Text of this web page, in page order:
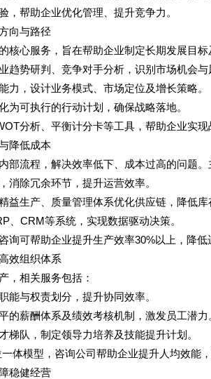
，帮助企业优化管理、提升竞争力。
向与路径
的核心服务，旨在帮助企业制定长期发展目标
势研判、竞争对手分析，识别市场机会与
，设计业务模式、市场定位及增长策略。
可执行的行动计划，确保战略落地。
分析、平衡计分卡等工具，帮助企业实现
降低成本
流程，解决效率低下、成本过高的问题。
除冗余环节，提升运营效率。
生产、质量管理体系优化供应链，降低库
CRM等系统，实现数据驱动决策。
可帮助企业提升生产效率30%以上，降低
效组织体系
相关服务包括：
与权责划分，提升协同效率。
薪酬体系及绩效考核机制，激发员工潜力
队，制定领导力培养及技能提升计划。
一体模型，咨询公司帮助企业提升人均效能
稳健经营